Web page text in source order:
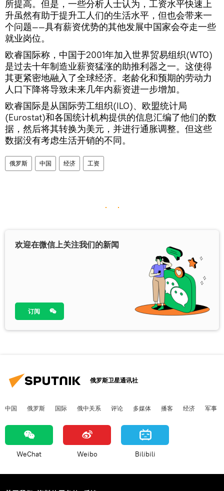
所提高。但是，一些分析人士认为，工资水平快速上
升虽然有助于提升工人们的生活水平，但也会带来一
个问题——具有薪资优势的其他发展中国家会夺走一些
就业岗位。
欧睿国际称，中国于2001年加入世界贸易组织(WTO)
是过去十年制造业薪资猛涨的助推利器之一。这使得
其更紧密地融入了全球经济。老龄化和预期的劳动力
人口下降将导致未来几年内薪资进一步增加。
欧睿国际是从国际劳工组织(ILO)、欧盟统计局
(Eurostat)和各国统计机构提供的信息汇编了他们的数
据，然后将其转换为美元，并进行通胀调整。但这些
数据没有考虑生活开销的不同。
俄罗斯 中国 经济 工资
欢迎在微信上关注我们的新闻
订阅
俄罗斯卫星通讯社
中国 俄罗斯 国际 俄中关系 评论 多媒体 播客 经济 军事
WeChat Weibo Bilibili